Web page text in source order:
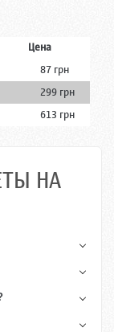
Цена
87 грн
299 грн
613 грн
НА